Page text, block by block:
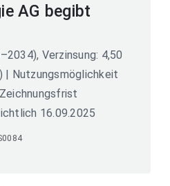
AG begibt
Verzinsung: 4,50
| Nutzungsmöglichkeit
16.09.2025